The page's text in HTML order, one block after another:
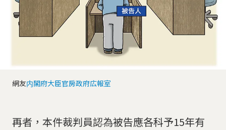
網友内閣府大臣官房政府広報室
再者，本件裁判員認為被告應各科予15年有